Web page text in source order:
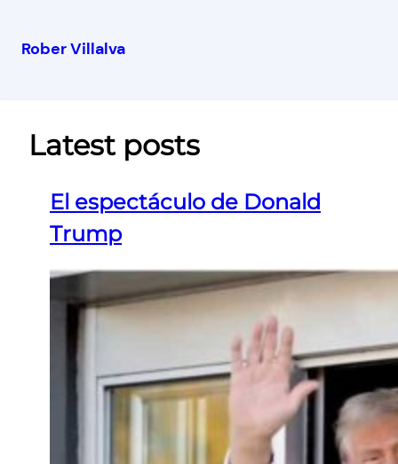
Rober Villalva
Latest posts
El espectáculo de Donald
Trump